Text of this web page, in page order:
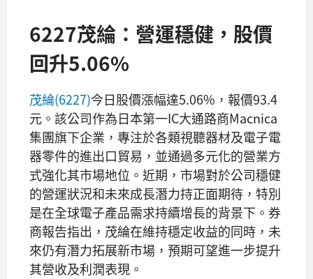
6227茂綸：營運穩健，股價
回升5.06%
茂綸(6227)今日股價漲幅達5.06%，報價93.4
元。該公司作為日本第一IC大通路商Macnica
集團旗下企業，專注於各類視聽器材及電子電
器零件的進出口貿易，並通過多元化的營業方
式強化其市場地位。近期，市場對於公司穩健
的營運狀況和未來成長潛力持正面期待，特別
是在全球電子產品需求持續增長的背景下。券
商報告指出，茂綸在維持穩定收益的同時，未
來仍有潛力拓展新市場，預期可望進一步提升
其營收及利潤表現。